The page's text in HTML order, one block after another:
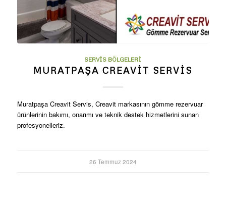
SERVIS BÖLGELERI
MURATPAŞA CREAVIT SERVIS
Muratpaşa Creavit Servis, Creavit markasının gömme rezervuar
ürünlerinin bakımı, onarımı ve teknik destek hizmetlerini sunan
profesyonelleriz.
26 Temmuz 2024